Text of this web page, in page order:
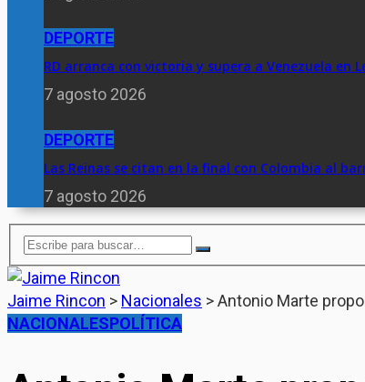
DEPORTE
RD arranca con victoria y supera a Venezuela en
7 agosto 2026
DEPORTE
Las Reinas se citan en la final con Colombia al
7 agosto 2026
Jaime Rincon > Nacionales >Antonio Marte
NACIONALESPOLÍTICA